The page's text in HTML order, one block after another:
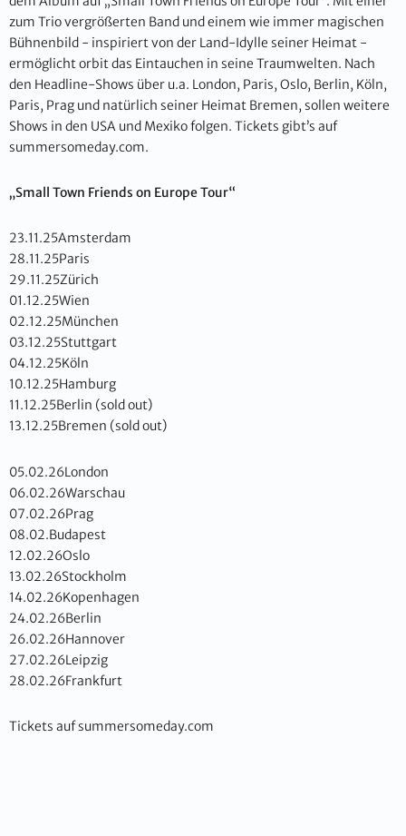
zum Trio vergrößerten Band und einem wie immer magischen
Bühnenbild - inspiriert von der Land-Idylle seiner Heimat -
ermöglicht orbit das Eintauchen in seine Traumwelten. Nach
den Headline-Shows über u.a. London, Paris, Oslo, Berlin, Köln,
Paris, Prag und natürlich seiner Heimat Bremen, sollen weitere
Shows in den USA und Mexiko folgen. Tickets gibt’s auf
summersomeday.com.
„Small Town Friends on Europe Tour“
23.11.25Amsterdam
28.11.25Paris
29.11.25Zürich
01.12.25Wien
02.12.25München
03.12.25Stuttgart
04.12.25Köln
10.12.25Hamburg
11.12.25Berlin (sold out)
13.12.25Bremen (sold out)
05.02.26London
06.02.26Warschau
07.02.26Prag
08.02.Budapest
12.02.26Oslo
13.02.26Stockholm
14.02.26Kopenhagen
24.02.26Berlin
26.02.26Hannover
27.02.26Leipzig
28.02.26Frankfurt
Tickets auf summersomeday.com